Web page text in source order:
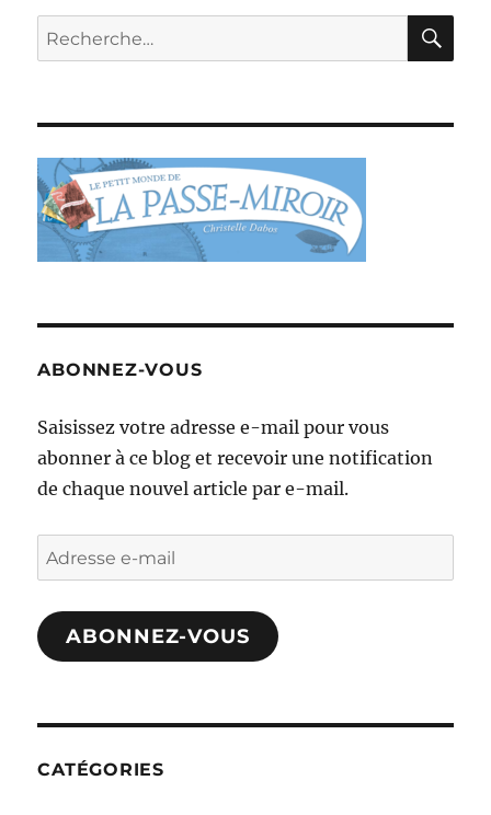
Recherche
pour :
ABONNEZ-VOUS
Saisissez votre adresse e-mail pour vous
abonner à ce blog et recevoir une notification
de chaque nouvel article par e-mail.
Adresse
e-
mail
ABONNEZ-VOUS
CATÉGORIES